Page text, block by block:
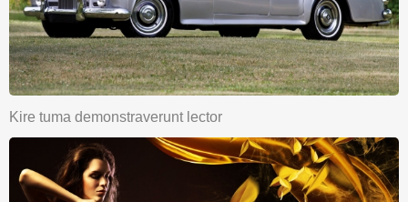
Kire tuma demonstraverunt lector